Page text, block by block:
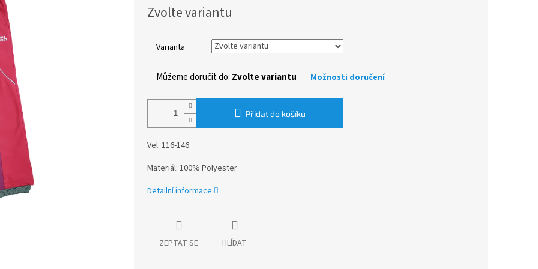
cena:
Zvolte variantu
Varianta
Můžeme doručit do: Zvolte variantu Možnosti doručení
Přidat do košíku
Vel. 116-146
Materiál: 100% Polyester
Detailní informace
ZEPTAT SE HLÍDAT